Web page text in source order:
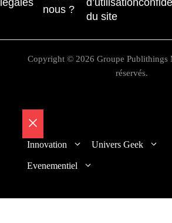
légales
nous ?
d’utilisation
du site
Copyright © 2026 Groupe Publithings
réservés.
Fermer
Innovation Univers Geek
Evenementiel